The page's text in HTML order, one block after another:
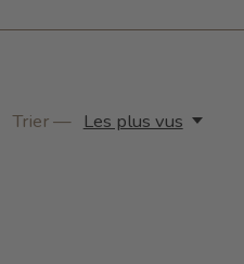
Trier — Les plus vus